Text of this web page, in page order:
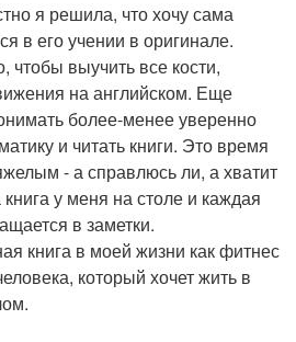
я решила, что хочу сама
в его учении в оригинале.
чтобы выучить все кости,
на английском. Еще
более-менее уверенно
и читать книги. Это время
- а справлюсь ли, а хватит
у меня на столе и каждая
в заметки.
книга в моей жизни как фитнес
который хочет жить в